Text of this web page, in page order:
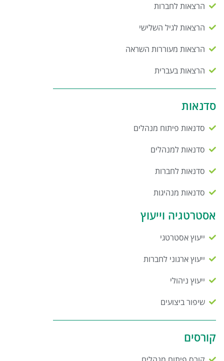
הרצאות לחברות
הרצאות לגיל השלישי
הרצאות מעוררות השראה
הרצאות בעברית
סדנאות
סדנאות פיתוח מנהלים
סדנאות למנהלים
סדנאות לחברות
סדנאות מנהיגות
אסטרטגיה וייעוץ
ייעוץ אסטרטגי
ייעוץ ארגוני לחברות
ייעוץ ניהולי
שיפור ביצועים
קורסים